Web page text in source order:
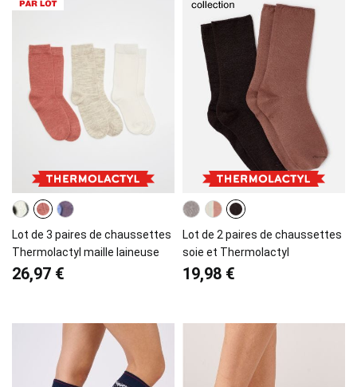
Lot de 3 paires de chaussettes
Thermolactyl maille laineuse
26,97 €
Lot de 2 paires de chaussettes
soie et Thermolactyl
19,98 €